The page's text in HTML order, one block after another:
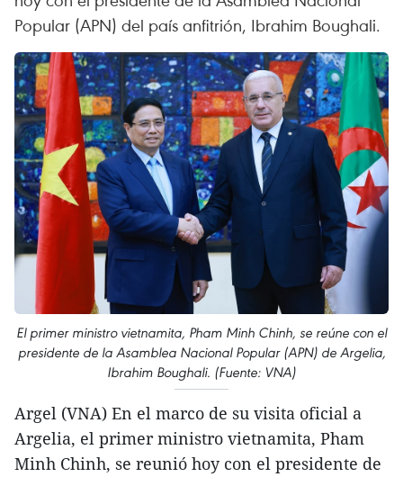
Popular (APN) del país anfitrión, Ibrahim Boughali.
El primer ministro vietnamita, Pham Minh Chinh, se reúne con el
presidente de la Asamblea Nacional Popular (APN) de Argelia,
Ibrahim Boughali. (Fuente: VNA)
Argel (VNA) En el marco de su visita oficial a
Argelia, el primer ministro vietnamita, Pham
Minh Chinh, se reunió hoy con el presidente de